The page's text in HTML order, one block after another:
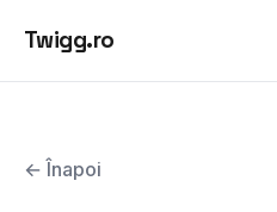
Twigg.ro
← Înapoi